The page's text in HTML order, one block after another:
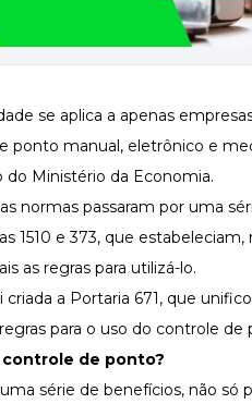
se aplica a apenas
ponto manual, eletrônico e
do Ministério da Economia.
normas passaram por uma
1510 e 373, que
as regras para utilizá-lo.
criada a Portaria 671 , que
para o uso do controle
controle de ponto?
série de benefícios, não só